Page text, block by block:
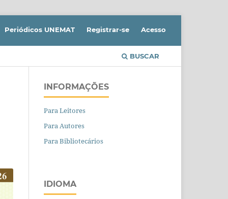
BUSCAR
Periódicos UNEMAT Registrar-se Acesso
INFORMAÇÕES
Para Leitores
Para Autores
Para Bibliotecários
IDIOMA